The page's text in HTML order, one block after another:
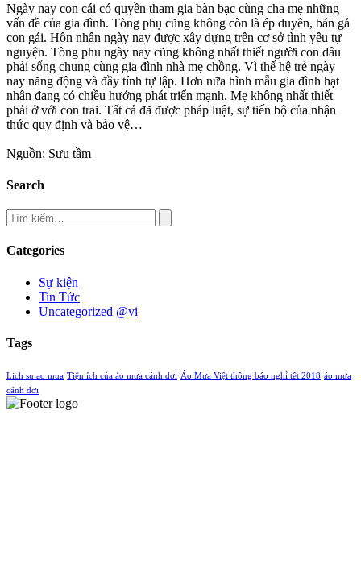
Ngày nay con cái có quyền tham gia bàn bạc cùng cha mẹ những
vấn đề của gia đình. Tòng phụ cũng không còn là ép duyên, bán gả
con gái. Hôn nhân ngày nay được xây dựng trên cơ sở tình yêu tự
nguyện. Tòng phu ngày nay cũng không nhất thiết người con dâu
phải sống chung cùng gia đình nhà mẹ chồng. Vì thế hệ trẻ ngày
nay năng động và đầy tính tự lập. Hơn nữa hình mẫu gia đình hạt
nhân đang có chiều hướng phát triển mạnh. Mẹ không nhất thiết
phải ở với con trai. Tất cả đã được pháp luật, sự tiến bộ của nhận
thức quy định và bảo vệ…
Nguồn: Sưu tầm
Search
Categories
Sự kiện
Tin Tức
Uncategorized @vi
Tags
Lich su ao mua Tiện ích của áo mưa cánh dơi Áo Mưa Việt thông báo nghỉ têt 2018 áo mưa
cánh dơi